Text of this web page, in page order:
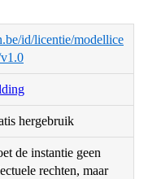
id/licentie/modellice
hergebruik
de instantie geen
rechten, maar